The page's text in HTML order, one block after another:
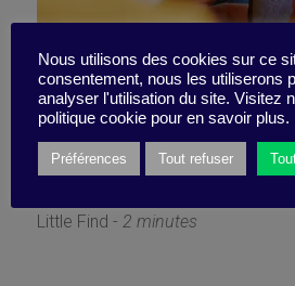
You recharged
but what about
Little Find - 2 minutes
Nous utilisons des cookies sur ce
consentement, nous les utiliserons
analyser l'utilisation du site. Visitez
politique cookie pour en savoir plus.
Préférences Tout refuser